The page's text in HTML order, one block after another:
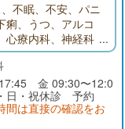
不眠、不安、パニ
痢、うつ、アルコ
心療内科、神経科
けだハートクリニ
真、地図、診療
せ、などがご覧に
金 09:30〜12:0
日・祝休診 予約
間は直接の確認をお